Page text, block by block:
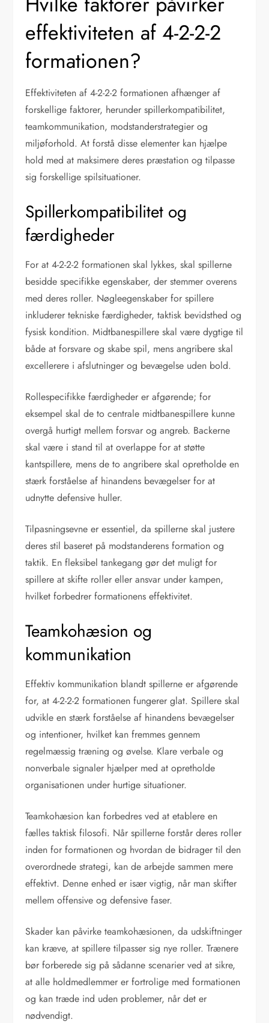
effektiviteten af 4-2-2-2
formationen?
Effektiviteten af 4-2-2-2 formationen afhænger af
forskellige faktorer, herunder spillerkompatibilitet,
teamkommunikation, modstanderstrategier og
miljøforhold. At forstå disse elementer kan hjælpe
hold med at maksimere deres præstation og tilpasse
sig forskellige spilsituationer.
Spillerkompatibilitet og
færdigheder
For at 4-2-2-2 formationen skal lykkes, skal spillerne
besidde specifikke egenskaber, der stemmer overens
med deres roller. Nøgleegenskaber for spillere
inkluderer tekniske færdigheder, taktisk bevidsthed og
fysisk kondition. Midtbanespillere skal være dygtige til
både at forsvare og skabe spil, mens angribere skal
excellerere i afslutninger og bevægelse uden bold.
Rollespecifikke færdigheder er afgørende; for
eksempel skal de to centrale midtbanespillere kunne
overgå hurtigt mellem forsvar og angreb. Backerne
skal være i stand til at overlappe for at støtte
kantspillere, mens de to angribere skal opretholde en
stærk forståelse af hinandens bevægelser for at
udnytte defensive huller.
Tilpasningsevne er essentiel, da spillerne skal justere
deres stil baseret på modstanderens formation og
taktik. En fleksibel tankegang gør det muligt for
spillere at skifte roller eller ansvar under kampen,
hvilket forbedrer formationens effektivitet.
Teamkohæsion og
kommunikation
Effektiv kommunikation blandt spillerne er afgørende
for, at 4-2-2-2 formationen fungerer glat. Spillere skal
udvikle en stærk forståelse af hinandens bevægelser
og intentioner, hvilket kan fremmes gennem
regelmæssig træning og øvelse. Klare verbale og
nonverbale signaler hjælper med at opretholde
organisationen under hurtige situationer.
Teamkohæsion kan forbedres ved at etablere en
fælles taktisk filosofi. Når spillerne forstår deres roller
inden for formationen og hvordan de bidrager til den
overordnede strategi, kan de arbejde sammen mere
effektivt. Denne enhed er især vigtig, når man skifter
mellem offensive og defensive faser.
Skader kan påvirke teamkohæsionen, da udskiftninger
kan kræve, at spillere tilpasser sig nye roller. Trænere
bør forberede sig på sådanne scenarier ved at sikre,
at alle holdmedlemmer er fortrolige med formationen
og kan træde ind uden problemer, når det er
nødvendigt.